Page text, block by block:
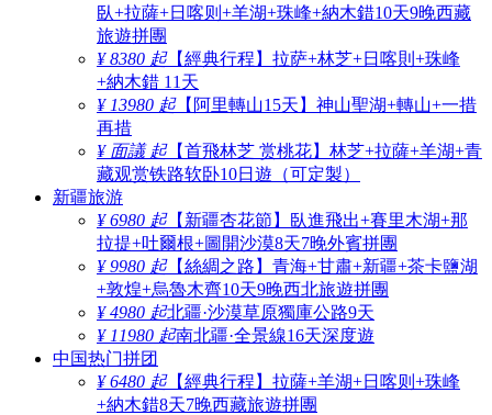
臥+拉薩+日喀则+羊湖+珠峰+納木錯10天9晚西藏
旅遊拼團
¥ 8380 起【經典行程】拉萨+林芝+日喀則+珠峰
+納木錯 11天
¥ 13980 起【阿里轉山15天】神山聖湖+轉山+一措
再措
¥ 面議 起【首飛林芝 赏桃花】林芝+拉薩+羊湖+青
藏观赏铁路软卧10日遊（可定製）
新疆旅游
¥ 6980 起【新疆杏花節】臥進飛出+賽里木湖+那
拉提+吐爾根+圖開沙漠8天7晚外賓拼團
¥ 9980 起【絲綢之路】青海+甘肅+新疆+茶卡鹽湖
+敦煌+烏魯木齊10天9晚西北旅遊拼團
¥ 4980 起北疆·沙漠草原獨庫公路9天
¥ 11980 起南北疆·全景線16天深度遊
中国热门拼团
¥ 6480 起【經典行程】拉薩+羊湖+日喀则+珠峰
+納木錯8天7晚西藏旅遊拼團